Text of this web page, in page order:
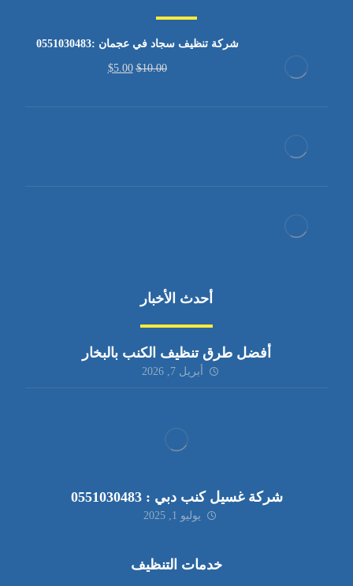
شركة تنظيف سجاد في عجمان :0551030483
$10.00
$5.00
أحدث الأخبار
أفضل طرق تنظيف الكنب بالبخار
أبريل 7, 2026
شركة غسيل كنب دبي : 0551030483
يوليو 1, 2025
خدمات التنظيف